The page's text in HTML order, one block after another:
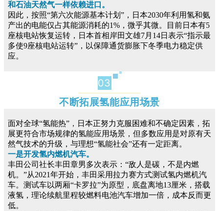
和石油天然气一样依赖进口。
因此，按照“第六次能源基本计划”，日本2030年利用氢和氨
产出的电能仅占其能源消耗的1%，微乎其微。目前日本有5
座核电站恢复运转，日本首相岸田文雄7月14日表示“指示最
多使9座核电站运转”，以保障通货膨胀下冬季电力稳定供
应。
03
不断拓展氢能应用场景
面对全球“氢能热”，日本正努力克服困难和不确定因素，拓
展更符合市场规律的氢能应用场景，但多数应用是对原有天
然气技术的升级，与理想“氢能社会”还有一定距离。
一是开发氢内燃机汽车。
丰田公司社长丰田章男多次表示：“敌人是碳，不是内燃
机。”从2021年开始，丰田采用拉力赛方式测试氢内燃机汽
车。测试车以两厢“卡罗拉”为原型，底盘离地13厘米，搭载
液氢，理论续航里程较燃料电池汽车增加一倍，成本反而更
低。